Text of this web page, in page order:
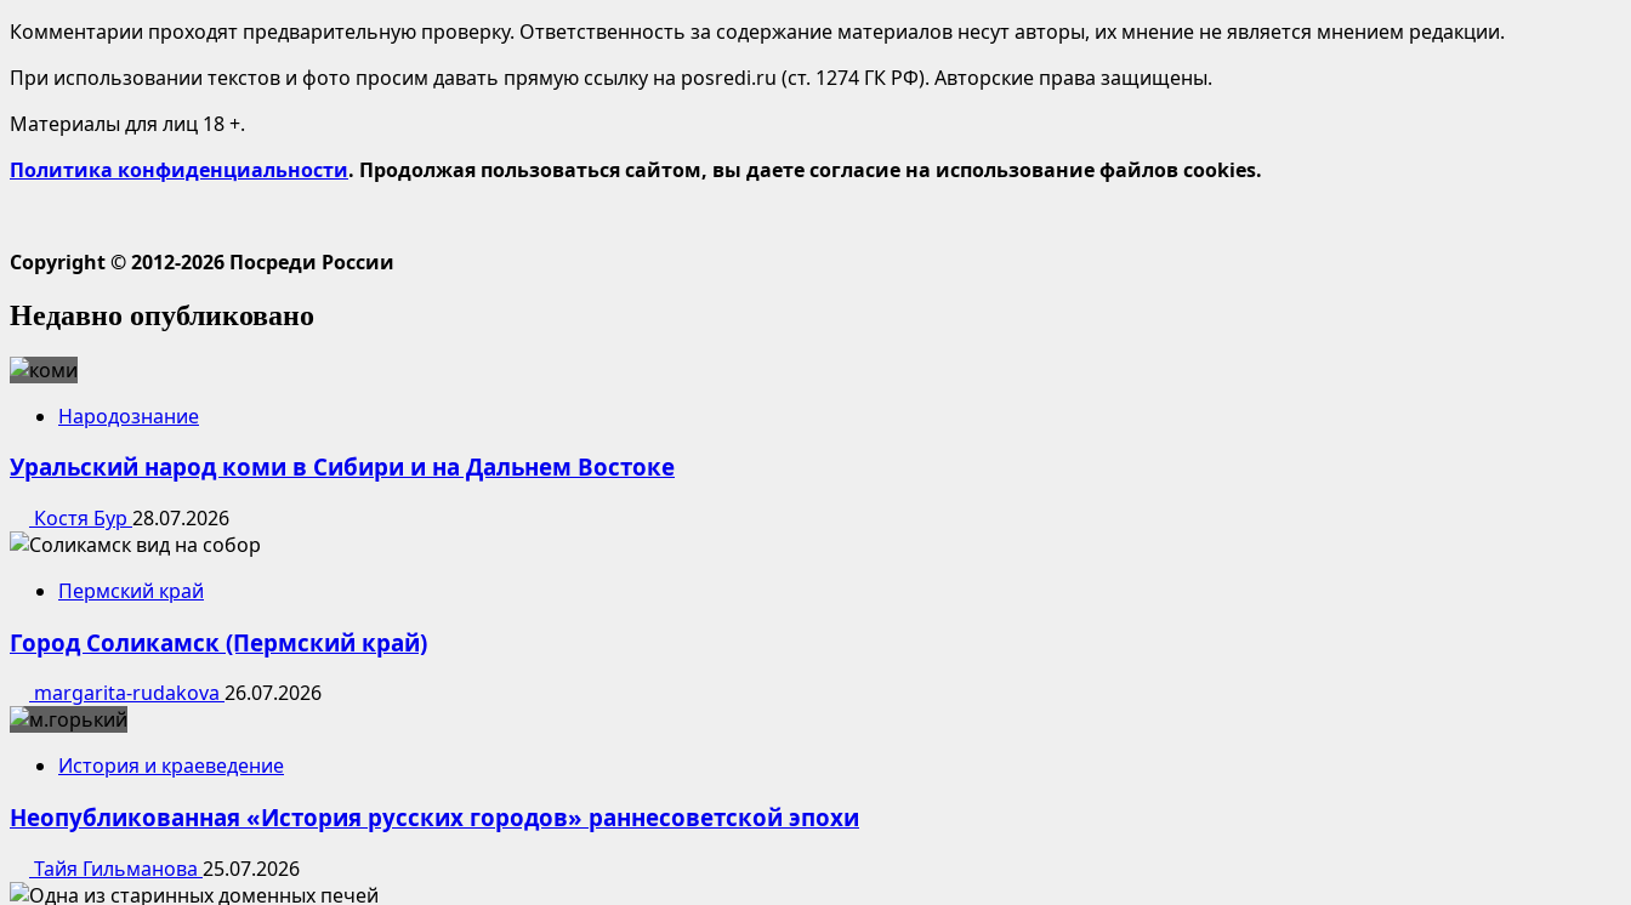
Комментарии проходят предварительную проверку. Ответственность за содержание материалов несут авторы, их мнение не является мнением редакции.
При использовании текстов и фото просим давать прямую ссылку на posredi.ru (ст. 1274 ГК РФ). Авторские права защищены.
Материалы для лиц 18 +.
Политика конфиденциальности. Продолжая пользоваться сайтом, вы даете согласие на использование файлов cookies.
Copyright © 2012-2026 Посреди России
Недавно опубликовано
Народознание
Уральский народ коми в Сибири и на Дальнем Востоке
Костя Бур 28.07.2026
Пермский край
Город Соликамск (Пермский край)
margarita-rudakova 26.07.2026
История и краеведение
Неопубликованная «История русских городов» раннесоветской эпохи
Тайя Гильманова 25.07.2026